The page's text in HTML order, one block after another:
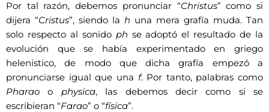
Por tal razón, debemos pronunciar “Christus” como si
dijera “Cristus”, siendo la h una mera grafía muda. Tan
solo respecto al sonido ph se adoptó el resultado de la
evolución que se había experimentado en griego
helenístico, de modo que dicha grafía empezó a
pronunciarse igual que una f. Por tanto, palabras como
Pharao o physica, las debemos decir como si se
escribieran “Farao” o “física”.